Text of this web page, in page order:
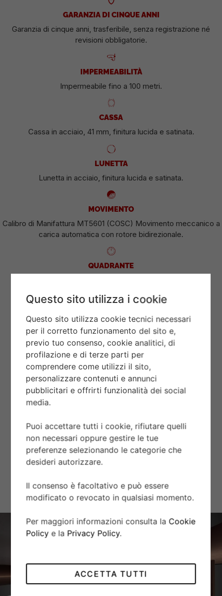
GARANZIA DI CINQUE ANNI
Garanzia di cinque anni, trasferibile, senza registrazione né
revisioni obbligatorie.
IMPERMEABILITÀ
Impermeabile fino a 100 metri.
CASSA
Cassa in acciaio, 41 mm, finitura lucida e satinata.
LUNETTA
Lunetta in acciaio, finitura lucida e satinata.
MOVIMENTO
Calibro di Manifattura MT5601 (COSC) Movimento meccanico a
carica automatica con rotore bidirezionale.
QUADRANTE
CORONA DI CARICA
Corona di carica a vite con la rosa TUDOR in rilievo.
VETRO
Vetro zaffiro piatto.
Autonomia di circa 70 ore.
BRACCIALE
pieghevole TUDOR “T-fit” e fermaglio di sicurezza.
Questo sito utilizza i cookie
Questo sito utilizza cookie tecnici necessari
per il corretto funzionamento del sito e,
previo tuo consenso, cookie analitici, di
profilazione e di terze parti per
comprendere come utilizzi il sito,
personalizzare contenuti e annunci
pubblicitari e offrirti funzionalità dei social
media.
Puoi accettare tutti i cookie, rifiutare quelli
non necessari oppure gestire le tue
preferenze selezionando le categorie che
desideri autorizzare.
Il consenso è facoltativo e può essere
modificato o revocato in qualsiasi momento.
Per maggiori informazioni consulta la Cookie
Policy e la Privacy Policy.
ACCETTA TUTTI